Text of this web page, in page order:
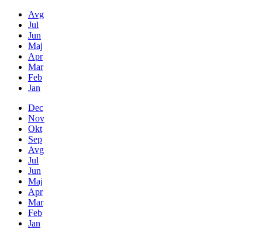
Avg
Jul
Jun
Maj
Apr
Mar
Feb
Jan
Dec
Nov
Okt
Sep
Avg
Jul
Jun
Maj
Apr
Mar
Feb
Jan